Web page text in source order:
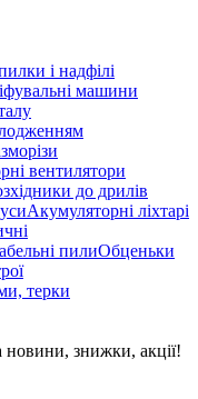
і надфілі
машини
вентилятори
до дрилів
Акумуляторні ліхтарі
пилиОбценьки
терки
новини, знижки, акції!